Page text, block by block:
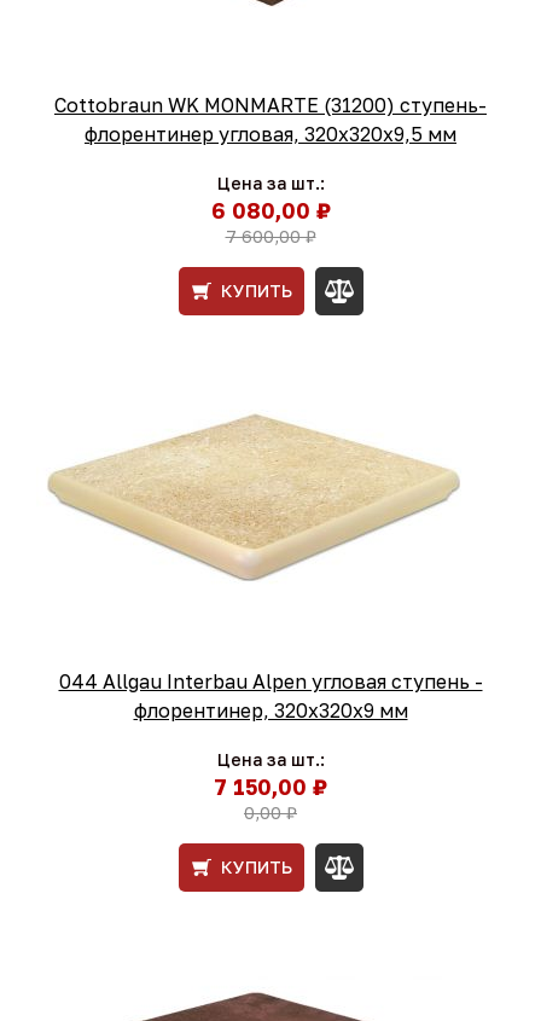
Cottobraun WK MONMARTE (31200) ступень-
флорентинер угловая, 320х320х9,5 мм
Цена за шт.:
6 080,00 ₽
7 600,00 ₽
КУПИТЬ
044 Allgau Interbau Alpen угловая ступень -
флорентинер, 320x320x9 мм
Цена за шт.:
7 150,00 ₽
0,00 ₽
КУПИТЬ